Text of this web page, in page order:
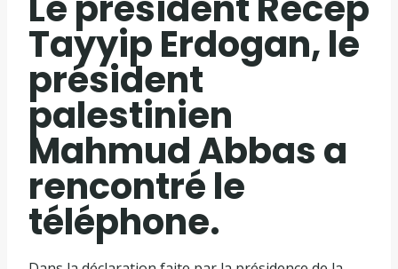
Tayyip Erdogan, le
président
palestinien
Mahmud Abbas a
rencontré le
téléphone.